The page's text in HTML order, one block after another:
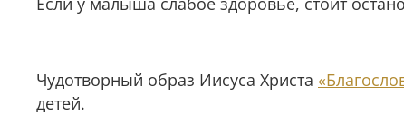
Чудотворный образ Иисуса Христа
детей.